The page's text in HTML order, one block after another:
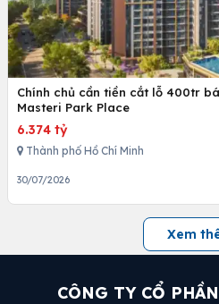
Chính chủ cần tiền cắt lỗ 400tr
Masteri Park Place
6.374 tỷ
Thành phố Hồ Chí Minh
30/07/2026
Xem
CÔNG TY CỔ